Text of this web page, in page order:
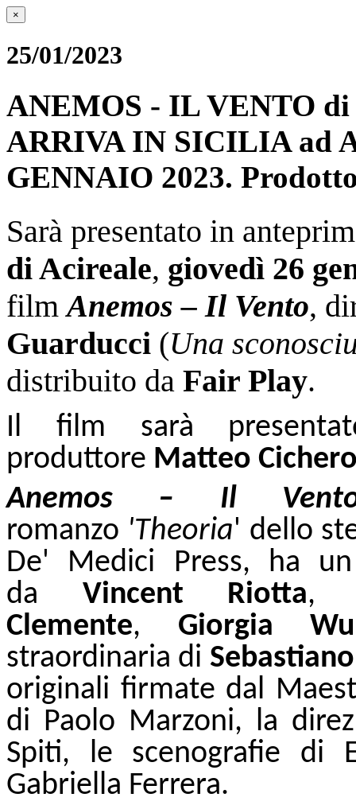
×
25/01/2023
ANEMOS - IL VENTO
ARRIVA IN SICILIA ad
GENNAIO 2023.
Sarà presentato in
di Acireale, giovedì 26
film Anemos – Il Vento,
Guarducci (Una
distribuito da Fair Play.
Il film sarà
produttore Matteo
Anemos – Il
romanzo 'Theoria' dello
De' Medici Press, ha
da Vincent Riotta
Clemente, Giorgia
straordinaria di
originali firmate dal
di Paolo Marzoni, la
Spiti, le scenografie di
Gabriella Ferrera.